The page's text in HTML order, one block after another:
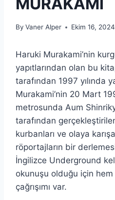
By Vaner Alper Ekim 16, 2024
Haruki Murakami’nin
yapıtlarından olan bu
tarafından 1997 yılında
Murakami’nin 20 Mart
metrosunda Aum
tarafından gerçekleştirilen
kurbanları ve olaya
röportajların bir
İngilizce Underground
okunuşu olduğu için
çağrışımı var.